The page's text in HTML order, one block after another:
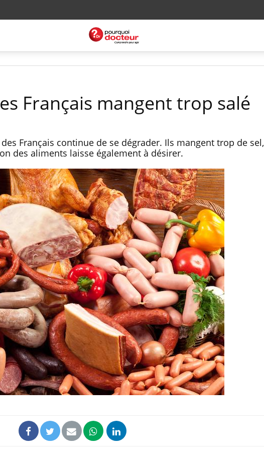
Français mangent trop salé
Français continue de se dégrader. Ils mangent trop de sel,
des aliments laisse également à désirer.
Fortes chaleurs :
pourquoi le risque de
noyade grimpe-t-il ?
Le Viagra pourrait-il
freiner la propagation du
cancer ?
Pourquoi manger moins
de protéines pourrait
finalement être bénéfique